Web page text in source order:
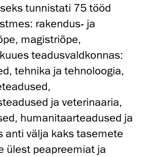
tunnistati 75 tööd
rakendus- ja
magistriõpe,
teadusvaldkonnas:
tehnika ja tehnoloogia,
ja veterinaaria,
humanitaarteadused ja
anti välja kaks tasemete
ülest peapreemiat ja